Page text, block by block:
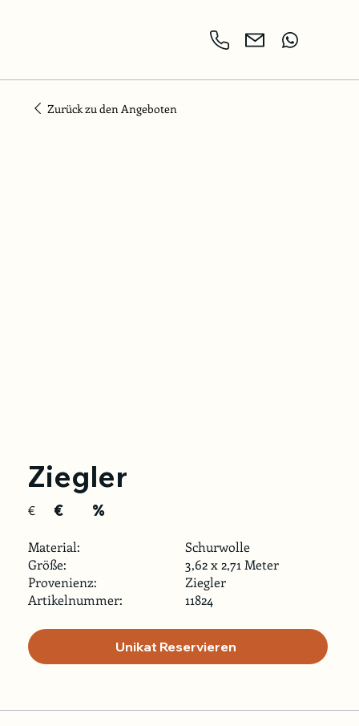
Zurück zu den Angeboten
Ziegler
€ € %
Material:
Größe:
Provenienz:
Artikelnummer:
Unikat Reservieren
Schurwolle
3,62 x 2,71 Meter
Ziegler
11824